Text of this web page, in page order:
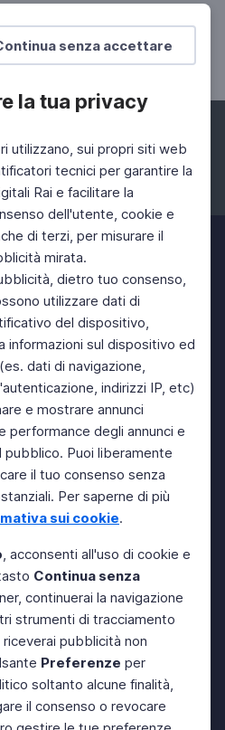
senza accettare
la tua privacy
utilizzano, sui propri siti web
tecnici per garantire la
Rai e facilitare la
dell'utente, cookie e
di terzi, per misurare il
mirata.
dietro tuo consenso,
utilizzare dati di
del dispositivo,
informazioni sul dispositivo ed
dati di navigazione,
indirizzi IP, etc)
e mostrare annunci
performance degli annunci e
pubblico. Puoi liberamente
il tuo consenso senza
Per saperne di più
sui cookie.
, acconsenti all'uso di cookie e
Continua senza
continuerai la navigazione
strumenti di tracciamento
pubblicità non
Preferenze per
soltanto alcune finalità,
il consenso o revocare
verso sé stesso
Twitter